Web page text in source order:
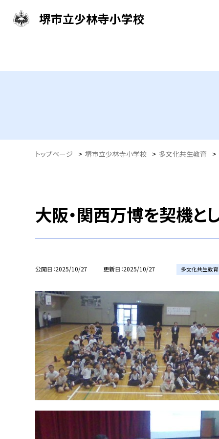
堺市立少林寺小学校
トップページ > 堺市立少林寺小学校 > 多文化共生教育 >
大阪・関西万博を契機と
公開日 2025/10/27 更新日 2025/10/27 多文化共生教育